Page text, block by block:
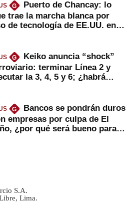
G
Puerto de Chancay: lo
trae la marcha blanca por
de tecnología de EE.UU. en
G
Keiko anuncia “shock”
terminar Línea 2 y
la 3, 4, 5 y 6; ¿habrá
G
Bancos se pondrán duros
empresas por culpa de El
¿por qué será bueno para
S.A.
Lima.